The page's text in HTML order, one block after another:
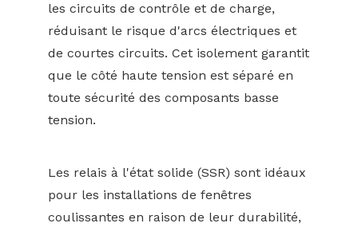
les circuits de contrôle et de charge,
réduisant le risque d'arcs électriques et
de courtes circuits. Cet isolement garantit
que le côté haute tension est séparé en
toute sécurité des composants basse
tension.
Les relais à l'état solide (SSR) sont idéaux
pour les installations de fenêtres
coulissantes en raison de leur durabilité,